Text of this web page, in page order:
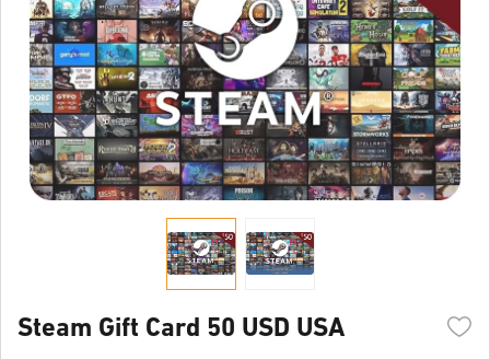
Steam Gift Card 50 USD USA